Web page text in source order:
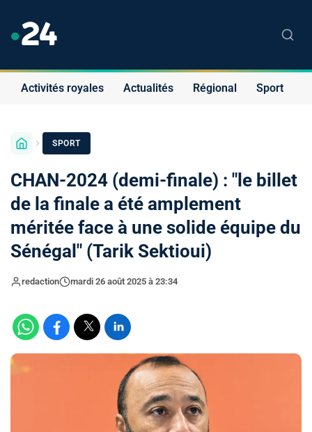
Activités royales Actualités Régional Sport
SPORT
CHAN-2024 (demi-finale) : "le billet
de la finale a été amplement
méritée face à une solide équipe du
Sénégal" (Tarik Sektioui)
redaction mardi 26 août 2025 à 23:34